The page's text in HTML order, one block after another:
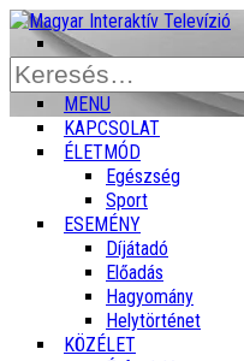
Keresés:
MENU
KAPCSOLAT
ÉLETMÓD
Egészség
Sport
ESEMÉNY
Díjátadó
Előadás
Hagyomány
Helytörténet
KÖZÉLET